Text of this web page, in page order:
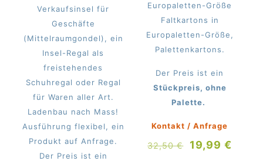
Verkaufsinsel für
Geschäfte
(Mittelraumgondel), ein
Insel-Regal als
freistehendes
Schuhregal oder Regal
für Waren aller Art.
Ladenbau nach Mass!
Ausführung flexibel, ein
Produkt auf Anfrage.
Der Preis ist ein
Europaletten-Größe
Faltkartons in
Europaletten-Größe,
Palettenkartons.
Der Preis ist ein
Stückpreis, ohne
Palette.
Kontakt / Anfrage
32,50€ 19,99€